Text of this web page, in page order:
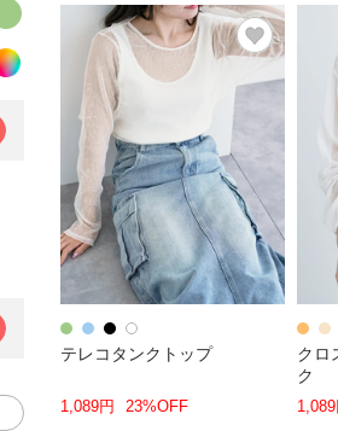
テレコタンクトップ
1,089円 23%OFF
クロ
ク
1,089